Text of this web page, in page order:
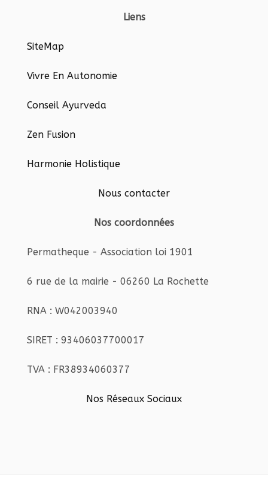
Liens
SiteMap
Vivre En Autonomie
Conseil Ayurveda
Zen Fusion
Harmonie Holistique
Nous contacter
Nos coordonnées
Permatheque - Association loi 1901
6 rue de la mairie - 06260 La Rochette
RNA : W042003940
SIRET : 93406037700017
TVA : FR38934060377
Nos Réseaux Sociaux